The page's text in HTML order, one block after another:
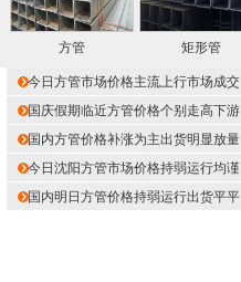
方管 矩形管
今日方管市场价格主流上行市场成交
国庆假期临近方管价格个别走高下游
国内方管价格补涨为主出货明显放量
今日沈阳方管市场价格持弱运行均谨
国内明日方管价格持弱运行出货平平